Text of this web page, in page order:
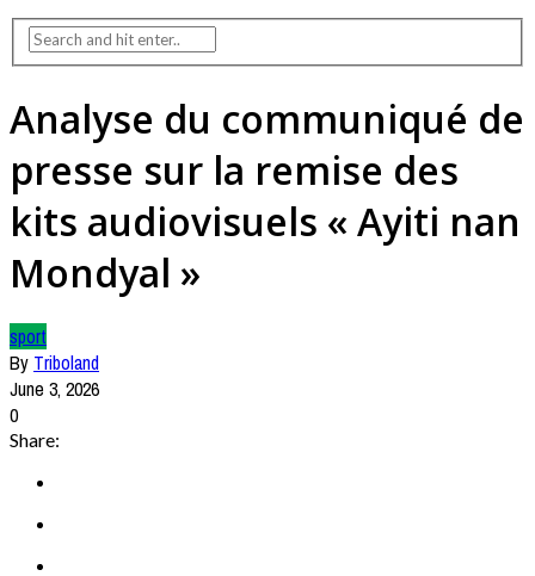
Analyse du communiqué de
presse sur la remise des
kits audiovisuels « Ayiti nan
Mondyal »
sport
By Triboland
June 3, 2026
0
Share: